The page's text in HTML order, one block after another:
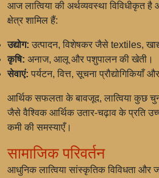
आज लात्विया की अर्थव्यवस्था विविधीकृत
क्षेत्र शामिल हैं:
उद्योग: उत्पादन, विशेषकर जैसे textiles, खाद्य
कृषि: अनाज, आलू और पशुपालन की खेती।
सेवाएं: पर्यटन, वित्त, सूचना प्रौद्योगिकियाँ
आर्थिक सफलता के बावजूद, लात्विया कुछ
जैसे वैश्विक आर्थिक उतार-चढ़ाव के प्रति
कमी की समस्याएँ।
सामाजिक परिवर्तन
आधुनिक लात्विया सांस्कृतिक विविधता और